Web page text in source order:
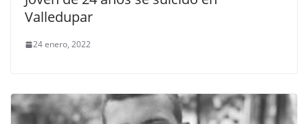
Valledupar
24 enero, 2022